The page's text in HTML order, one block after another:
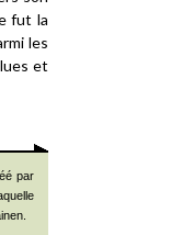
fut la
les
et
par